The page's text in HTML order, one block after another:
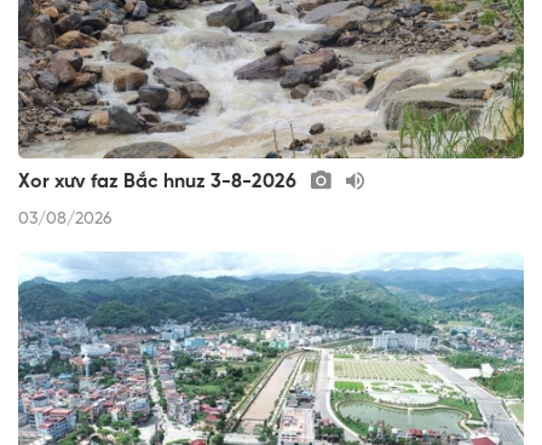
Xor xưv faz Bắc hnuz 3-8-2026
03/08/2026